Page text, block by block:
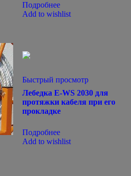
Подробнее
Add to wishlist
Быстрый просмотр
Лебедка E-WS 2030 для
протяжки кабеля при его
прокладке
Подробнее
Add to wishlist